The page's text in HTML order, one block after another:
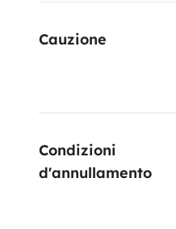
Cauzione
Condizioni
d'annullamento